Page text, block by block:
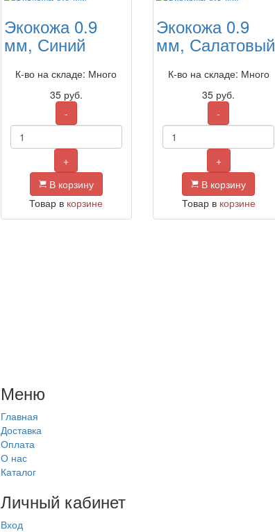
Экокожа 0.9
мм, Синий
К-во на складе: Много
35 руб.
-
+
В корзину
Товар в корзине
Экокожа 0.9
мм, Салатовый
К-во на складе: Много
35 руб.
-
+
В корзину
Товар вкорзине
Меню
Главная
Доставка
Оплата
О нас
Каталог
Личный кабинет
Вход